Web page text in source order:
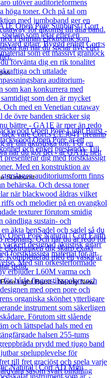
Sunburst
Light Burst - Nearly New